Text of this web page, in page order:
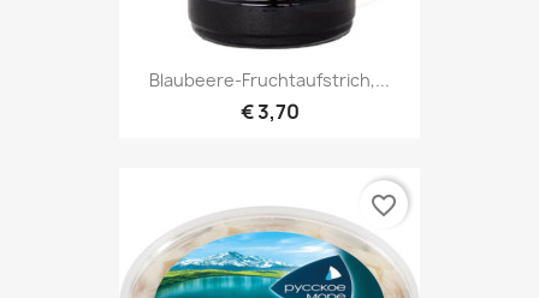
Blaubeere-Fruchtaufstrich,...
€ 3,70
favorite_border